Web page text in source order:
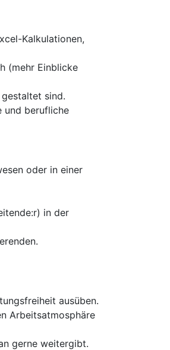
Kalkulationen,
(mehr Einblicke
sind.
und berufliche
oder in einer
in der
ausüben.
Arbeitsatmosphäre
gerne weitergibt.